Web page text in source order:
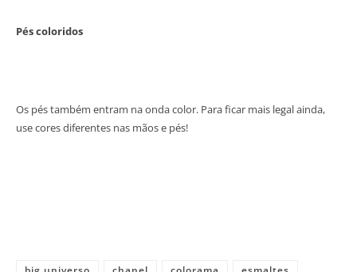
Pés coloridos
Os pés também entram na onda color. Para ficar mais legal ainda,
use cores diferentes nas mãos e pés!